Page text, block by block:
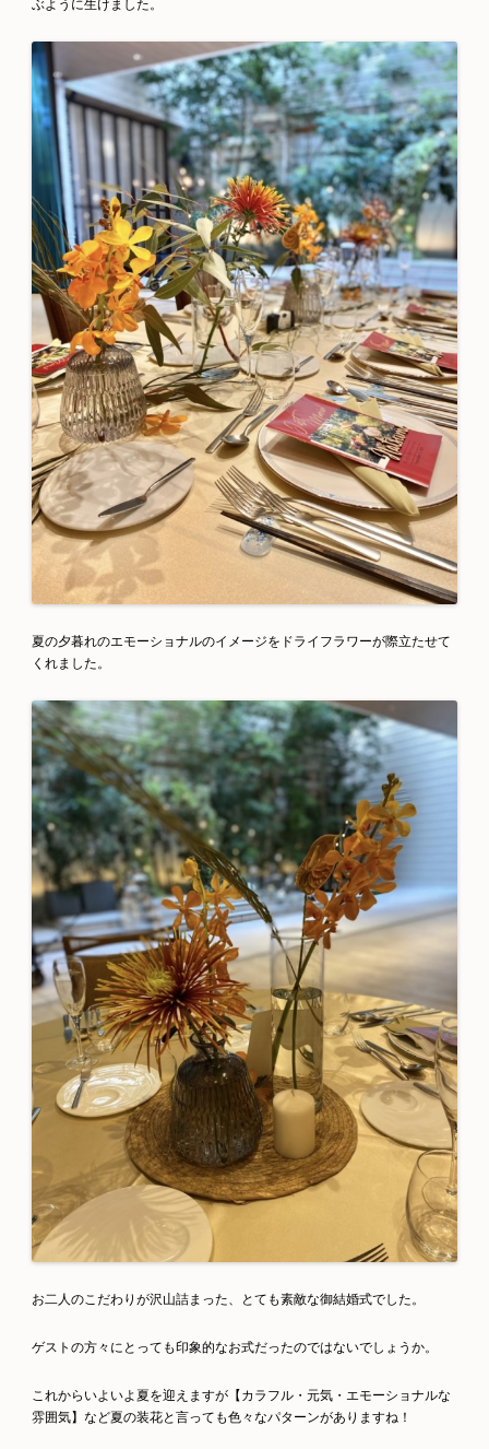
ぶように生けました。
夏の夕暮れのエモーショナルのイメージをドライフラワーが際立たせて
くれました。
お二人のこだわりが沢山詰まった、とても素敵な御結婚式でした。
ゲストの方々にとっても印象的なお式だったのではないでしょうか。
これからいよいよ夏を迎えますが【カラフル・元気・エモーショナルな
雰囲気】など夏の装花と言っても色々なパターンがありますね！